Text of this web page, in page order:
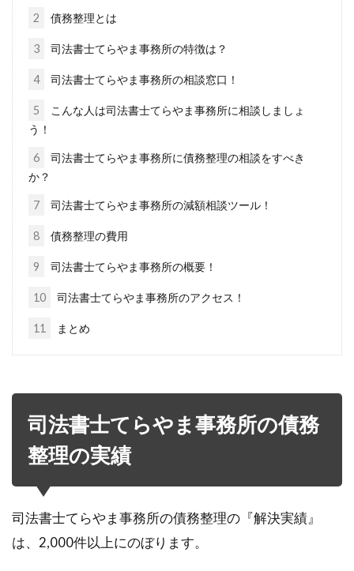
2 債務整理とは
3 司法書士てらやま事務所の特徴は？
4 司法書士てらやま事務所の相談窓口！
5
こんな人は司法書士てらやま事務所に相談しましょ
う！
6
司法書士てらやま事務所に債務整理の相談をすべき
か？
7 司法書士てらやま事務所の減額相談ツール！
8 債務整理の費用
9 司法書士てらやま事務所の概要！
10 司法書士てらやま事務所のアクセス！
11 まとめ
司法書士てらやま事務所の債務
整理の実績
司法書士てらやま事務所の債務整理の『解決実績』
は、2,000件以上にのぼります。